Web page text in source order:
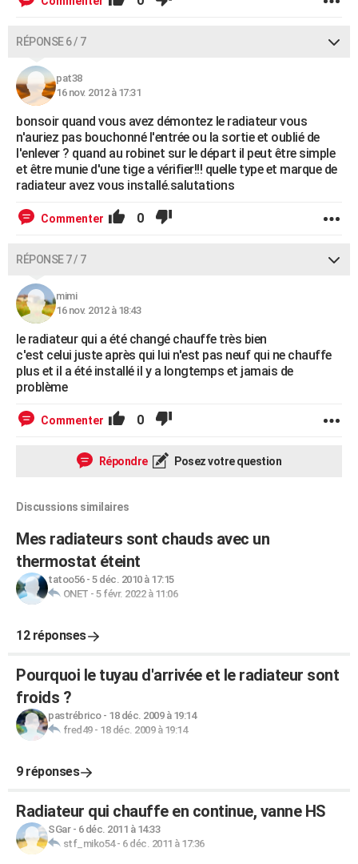
RÉPONSE 6 / 7
pat38
16 nov. 2012 à 17:31
bonsoir quand vous avez démontez le radiateur vous
n'auriez pas bouchonné l'entrée ou la sortie et oublié de
l'enlever ? quand au robinet sur le départ il peut être simple
et être munie d'une tige a vérifier!!! quelle type et marque de
radiateur avez vous installé.salutations
Commenter 0
RÉPONSE 7 / 7
mimi
16 nov. 2012 à 18:43
le radiateur qui a été changé chauffe très bien
c'est celui juste après qui lui n'est pas neuf qui ne chauffe
plus et il a été installé il y a longtemps et jamais de
problème
Commenter 0
Répondre Posez votre question
Discussions similaires
Mes radiateurs sont chauds avec un
thermostat éteint
tatoo56- 5 déc. 2010 à 17:15
ONET - 5 févr. 2022 à 11:06
12 réponses
Pourquoi le tuyau d'arrivée et le radiateur sont
froids ?
pastrébrico- 18 déc. 2009 à 19:14
fred49- 18 déc. 2009 à 19:14
9 réponses
Radiateur qui chauffe en continue, vanne HS
SGar- 6 déc. 2011 à 14:33
stf_miko54- 6 déc. 2011 à 17:36